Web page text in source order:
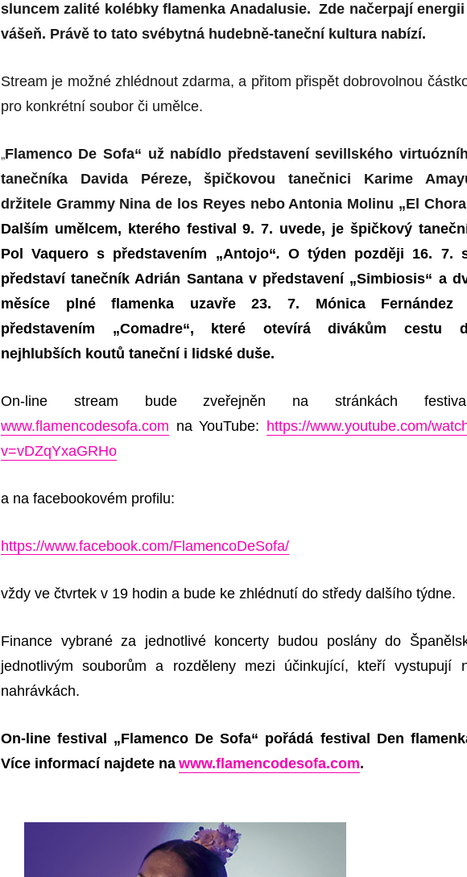
sluncem zalité kolébky flamenka Anadalusie. Zde načerpají energii
vášeň. Právě totato svébytná hudebně-taneční kultura nabízí.
Stream je možné zhlédnout zdarma, a přitom přispět dobrovolnou
pro konkrétní soubor či umělce.
„Flamenco De Sofa“ už nabídlo představení sevillského
tanečníka Davida Péreze, špičkovou tanečnici Karime
držitele Grammy Nina de los Reyes nebo Antonia Molinu „El
Dalším umělcem, kterého festival 9. 7. uvede, je špičkový
Pol Vaquero s představením „Antojo“. O týden později 16. 7.
představí tanečník Adrián Santana v představení „Simbiosis“ a
měsíce plné flamenka uzavře 23. 7. Mónica Fernández
představením „Comadre“, které otevírá divákům cestu
nejhlubších koutů taneční i lidské duše.
On-line stream bude zveřejněn na stránkách
www.flamencodesofa.com na YouTube: https://www.youtube.com/
v=vDZqYxaGRHo
a na facebookovém profilu:
https://www.facebook.com/FlamencoDeSofa/
vždy ve čtvrtek v 19 hodin a bude ke zhlédnutí do středy dalšího týdne.
Finance vybrané za jednotlivé koncerty budou poslány do
jednotlivým souborům a rozděleny mezi účinkující, kteří vystupují
nahrávkách.
On-line festival „Flamenco De Sofa“ pořádá festival Den
Více informací najdete na www.flamencodesofa.com.